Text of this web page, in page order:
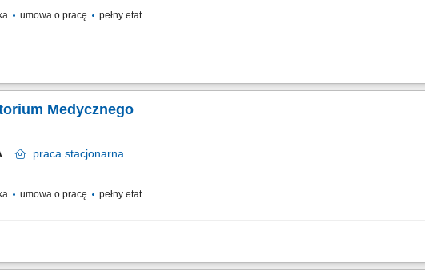
umowa o pracę pełny etat
placówki oraz dbanie o płynność wszystkich procesów badawczych. Efektywne
Medycznego
praca stacjonarna
umowa o pracę pełny etat
placówki oraz dbanie o płynność wszystkich procesów badawczych. Efektywne